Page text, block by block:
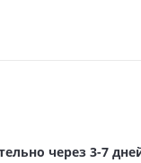
через 3-7